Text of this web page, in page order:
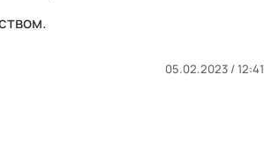
05.02.2023 / 12:41